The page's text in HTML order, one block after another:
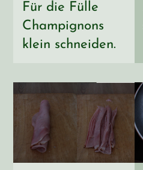
Für die Fülle
Champignons
klein schneiden.